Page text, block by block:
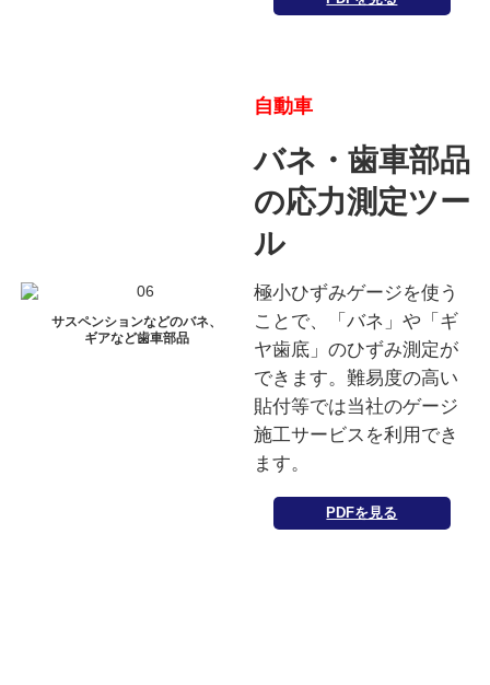
サスペンションなどのバネ、
ギアなど歯車部品
自動車
バネ・歯車部品
の応力測定ツー
ル
極小ひずみゲージを使う
ことで、「バネ」や「ギ
ヤ歯底」のひずみ測定が
できます。難易度の高い
貼付等では当社のゲージ
施工サービスを利用でき
ます。
PDFを見る